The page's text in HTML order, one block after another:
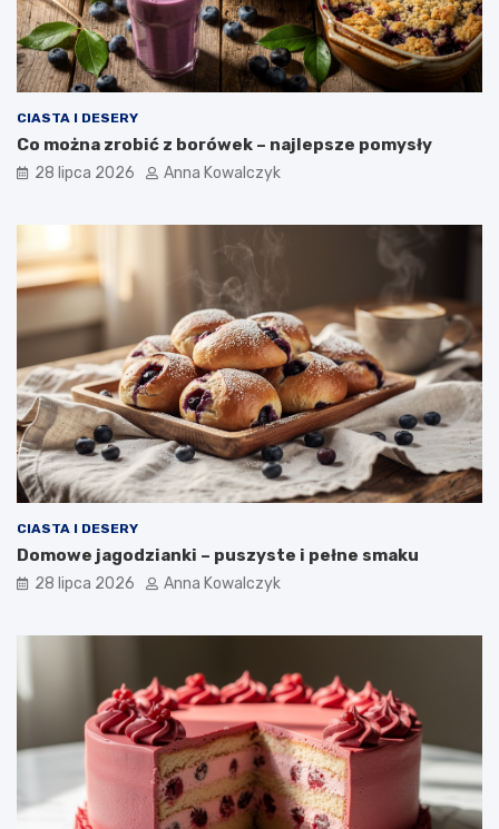
CIASTA I DESERY
Co można zrobić z borówek – najlepsze pomysły
28 lipca 2026 Anna Kowalczyk
CIASTA I DESERY
Domowe jagodzianki – puszyste i pełne smaku
28 lipca 2026 Anna Kowalczyk